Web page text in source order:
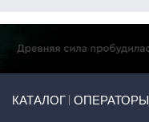
КАТАЛОГ ОПЕРАТОРЫ